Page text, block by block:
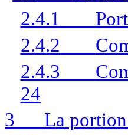
2.4.1
2.4.2
2.4.3
24
3
La